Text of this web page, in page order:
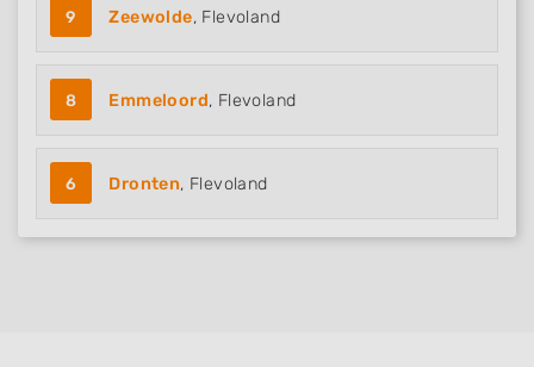
9 Zeewolde, Flevoland
8 Emmeloord, Flevoland
6 Dronten, Flevoland